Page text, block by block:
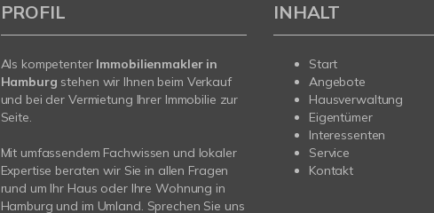
PROFIL
Als kompetenter Immobilienmakler in
Hamburg stehen wir Ihnen beim Verkauf
und bei der Vermietung Ihrer Immobilie zur
Seite.
Mit umfassendem Fachwissen und lokaler
Expertise beraten wir Sie in allen Fragen
rund um Ihr Haus oder Ihre Wohnung in
Hamburg und im Umland. Sprechen Sie uns
INHALT
Start
Angebote
Hausverwaltung
Eigentümer
Interessenten
Service
Kontakt